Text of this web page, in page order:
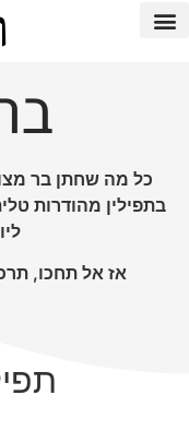
כל מה שחתן בר
בתפילין מהודרות
אז אל תחכו,